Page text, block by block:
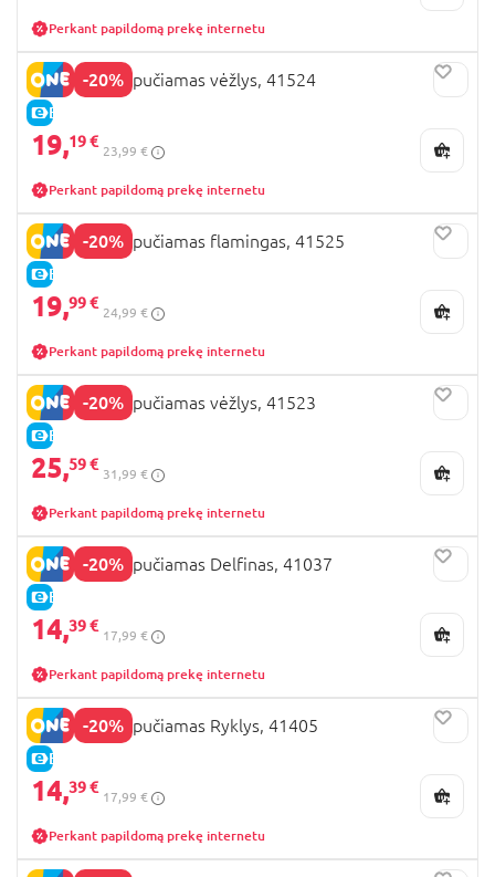
Perkant papildomą prekę internetu
-20%
E-KAINA
BESTWAY pripučiamas vėžlys, 41524
19,19 €
23,99 €
Perkant papildomą prekę internetu
-20%
E-KAINA
BESTWAY pripučiamas flamingas, 41525
19,99 €
24,99 €
Perkant papildomą prekę internetu
-20%
E-KAINA
BESTWAY pripučiamas vėžlys, 41523
25,59 €
31,99 €
Perkant papildomą prekę internetu
-20%
E-KAINA
BESTWAY pripučiamas Delfinas, 41037
14,39 €
17,99 €
Perkant papildomą prekę internetu
-20%
E-KAINA
BESTWAY pripučiamas Ryklys, 41405
14,39 €
17,99 €
Perkant papildomą prekę internetu